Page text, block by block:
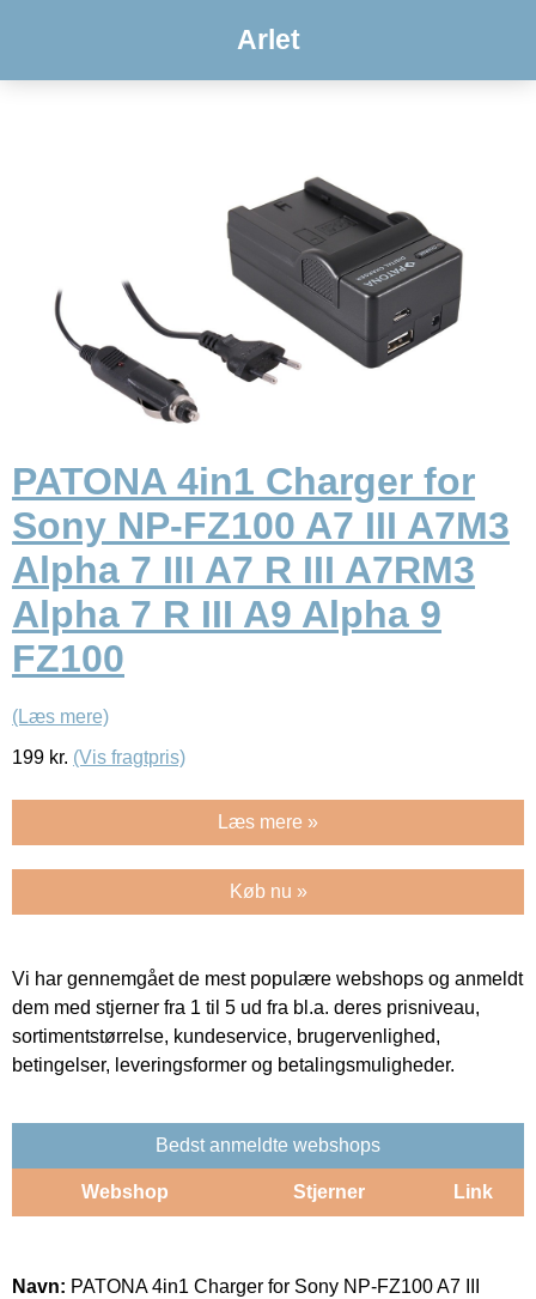
Arlet
PATONA 4in1 Charger for
Sony NP-FZ100 A7 III A7M3
Alpha 7 III A7 R III A7RM3
Alpha 7 R III A9 Alpha 9
FZ100
(Læs mere)
199 kr. (Vis fragtpris)
Læs mere »
Køb nu »
Vi har gennemgået de mest populære webshops og anmeldt
dem med stjerner fra 1 til 5 ud fra bl.a. deres prisniveau,
sortimentstørrelse, kundeservice, brugervenlighed,
betingelser, leveringsformer og betalingsmuligheder.
Bedst anmeldte webshops
Webshop Stjerner Link
Navn: PATONA 4in1 Charger for Sony NP-FZ100 A7 III